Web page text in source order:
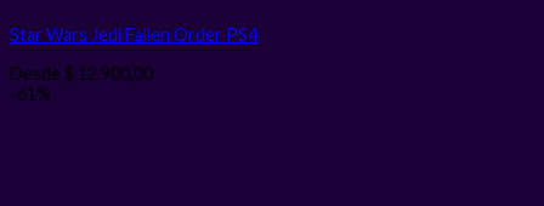
Star Wars Jedi Fallen Order PS4
Desde $ 12.900,00
-61%